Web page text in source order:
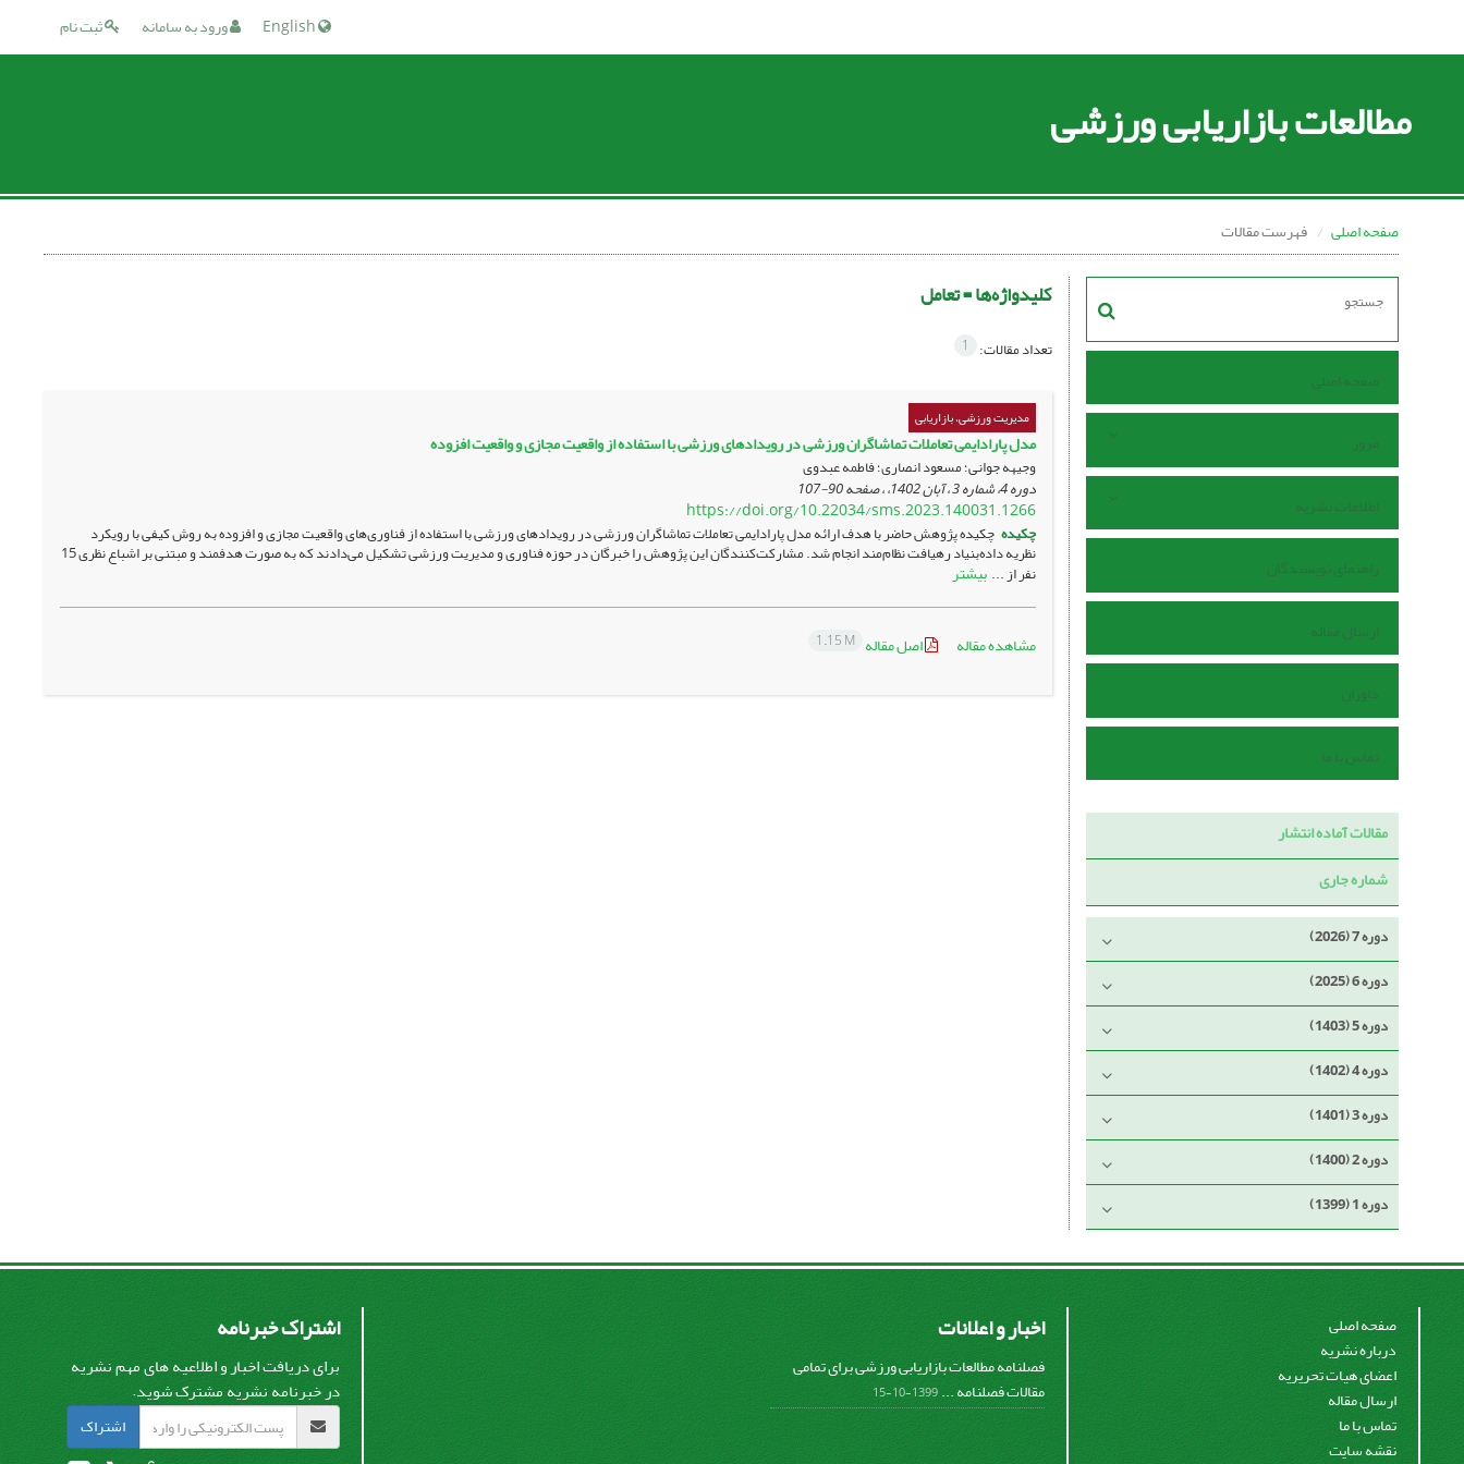
ثبت نام ورود به سامانه
مطالعات بازاریابی ورزشی
صفحه اصلی فهرست مقالات
صفحه اصلی
مرور
اطلاعات نشریه
راهنمای نویسندگان
ارسال مقاله
داوران
تماس با ما
مقالات آماده انتشار
شماره جاری
دوره 7 (2026)
دوره 6 (2025)
دوره 5 (1403)
دوره 4 (1402)
دوره 3 (1401)
دوره 2 (1400)
دوره 1 (1399)
کلیدواژه‌ها =تعامل
تعداد مقالات: 1
مدیریت ورزشی، بازاریابی
مدل پارادایمی تعاملات تماشاگران ورزشی در رویدادهای ورزشی با استفاده از واقعیت مجازی و واقعیت افزوده
وجیهه جوانی؛ مسعود انصاری؛ فاطمه عبدوی
دوره 4، شماره 3 ، آبان 1402، ، صفحه 90-107
https://doi.org/10.22034/sms.2023.140031.1266
چکیده چکیده پژوهش حاضر با هدف ارائه مدل پارادایمی تعاملات تماشاگران ورزشی در رویدادهای ورزشی با استفاده از فناوری‌های واقعیت مجازی و افزوده به روش کیفی با رویکرد
نظریه داده‌بنیاد رهیافت نظام‌مند انجام شد. مشارکت‌کنندگان این پژوهش را خبرگان در حوزه فناوری و مدیریت ورزشی تشکیل می‌دادند که به صورت هدفمند و مبتنی بر اشباع نظری 15
نفر از ...بیشتر
مشاهده مقاله اصل مقاله 1.15 M
صفحه اصلی
درباره نشریه
اعضای هیات تحریریه
ارسال مقاله
تماس با ما
نقشه سایت
اخبار و اعلانات
فصلنامه مطالعات بازاریابی ورزشی برای تمامی
مقالات فصلنامه ... 1399-10-15
اشتراک خبرنامه
برای دریافت اخبار و اطلاعیه های مهم نشریه
در خبرنامه نشریه مشترک شوید.
اشتراک